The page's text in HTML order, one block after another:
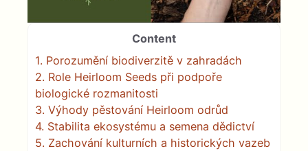
Content
1. Porozumění biodiverzitě v zahradách
2. Role Heirloom Seeds při podpoře
biologické rozmanitosti
3. Výhody pěstování Heirloom odrůd
4. Stabilita ekosystému a semena dědictví
5. Zachování kulturních a historických vazeb